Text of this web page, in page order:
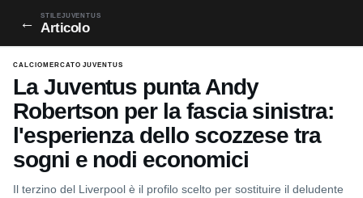
← STILEJUVENTUS
Articolo
CALCIOMERCATO JUVENTUS
La Juventus punta Andy
Robertson per la fascia sinistra:
l'esperienza dello scozzese tra
sogni e nodi economici
Il terzino del Liverpool è il profilo scelto per sostituire il deludente